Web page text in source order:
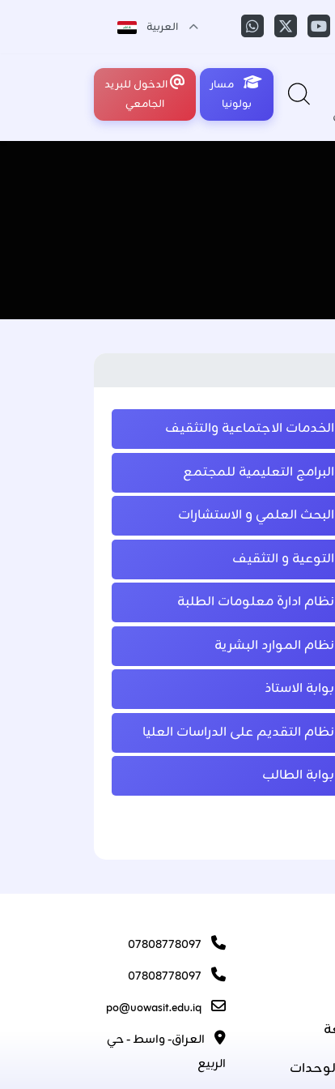
العربية
مسار
بولونيا
الدخول للبريد
الجامعي
الخدمات الاجتماعية والتثقيف
البرامج التعليمية للمجتمع
البحث العلمي و الاستشارات
التوعية و التثقيف
نظام ادارة معلومات الطلبة
نظام الموارد البشرية
بوابة الاستاذ
نظام التقديم على الدراسات العليا
بوابة الطالب
07808778097
07808778097
po@uowasit.edu.iq
العراق- واسط - حي
الربيع